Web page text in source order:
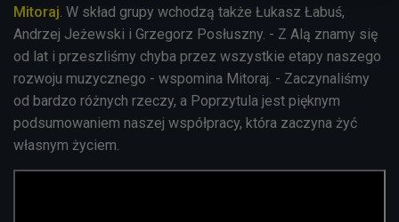
Mitoraj. W skład grupy wchodzą także Łukasz Łabuś,
Andrzej Jeżewski i Grzegorz Posłuszny. - Z Alą znamy się
od lat i przeszliśmy chyba przez wszystkie etapy naszego
rozwoju muzycznego - wspomina Mitoraj. - Zaczynaliśmy
od bardzo różnych rzeczy, a Poprzytula jest pięknym
podsumowaniem naszej współpracy, która zaczyna żyć
własnym życiem.